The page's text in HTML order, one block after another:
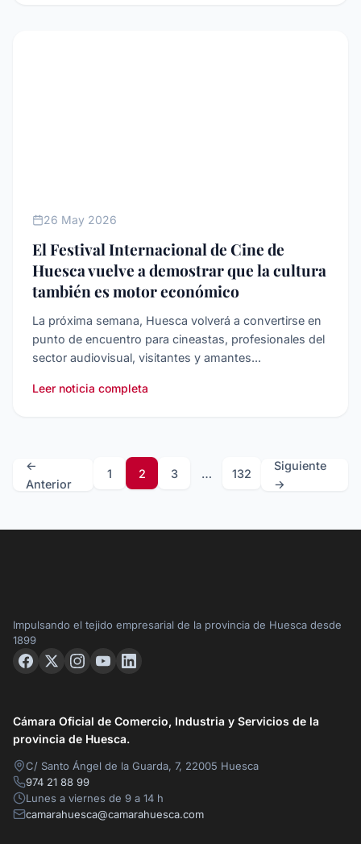
26 May 2026
El Festival Internacional de Cine de
Huesca vuelve a demostrar que la cultura
también es motor económico
La próxima semana, Huesca volverá a convertirse en
punto de encuentro para cineastas, profesionales del
sector audiovisual, visitantes y amantes...
Leer noticia completa
Paginación
de
entradas
←
Anterior
1 2 3 … 132
Siguiente
→
Impulsando el tejido empresarial de la provincia de Huesca desde
1899
Cámara Oficial de Comercio, Industria y Servicios de la
provincia de Huesca.
C/ Santo Ángel de la Guarda, 7, 22005 Huesca
974 21 88 99
Lunes a viernes de 9 a 14 h
camarahuesca@camarahuesca.com